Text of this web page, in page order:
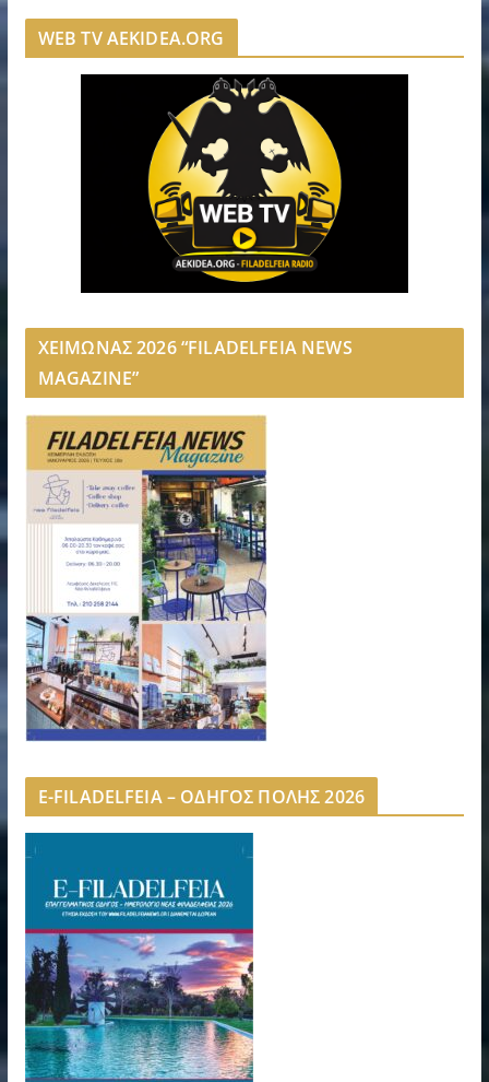
WEB TV AEKIDEA.ORG
ΧΕΙΜΩΝΑΣ 2026 “FILADELFEIA NEWS
MAGAZINE”
E-FILADELFEIA – ΟΔΗΓΟΣ ΠΟΛΗΣ 2026